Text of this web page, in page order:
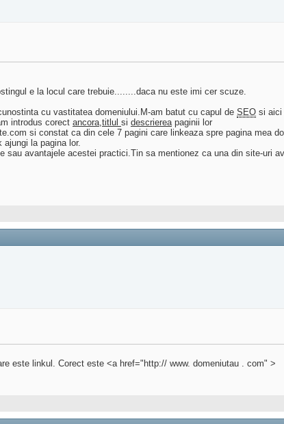
e la locul care trebuie........daca nu este imi cer scuze.
cu vastitatea domeniului.M-am batut cu capul de SEO si aici
introdus corect ancora,titlul si descriereapaginii lor
si constat ca din cele 7 pagini care linkeaza spre pagina mea
la pagina lor.
avantajele acestei practici.Tin sa mentionez ca una din site-uri
este linkul. Corect este <a href="http:// www. domeniutau . com" >